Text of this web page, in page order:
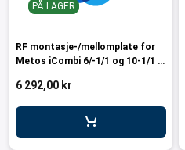
PÅ LAGER
RF montasje-/mellomplate for
Metos iCombi 6/-1/1 og 10-1/1 -
6 292,00 kr